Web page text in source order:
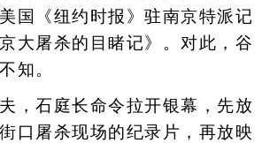
国《纽约时报》驻南京特派记
大屠杀的目睹记》。对此，谷
知。
石庭长命令拉开银幕，先放
口屠杀现场的纪录片，再放映